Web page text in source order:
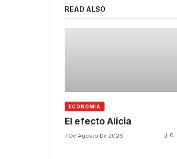
READ ALSO
ECONOMÍA
El efecto Alicia
7 De Agosto De 2026 0